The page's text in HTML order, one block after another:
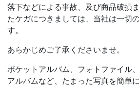
落下などによる事故、及び商品破損
たケガにつきましては、当社は一切
す。
あらかじめご了承くださいませ。
ポケットアルバム、フォトファイル
アルバムなど、たまった写真を簡単